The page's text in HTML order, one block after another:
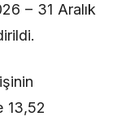
– 31 Aralık
13,52